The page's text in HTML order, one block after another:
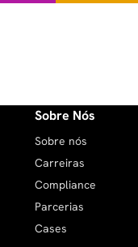
Sobre Nós
Sobre nós
Carreiras
Compliance
Parcerias
Cases